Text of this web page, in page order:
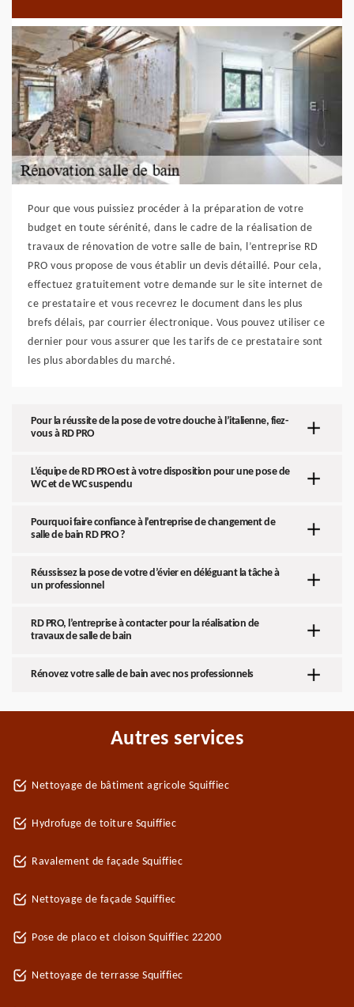
Pour que vous puissiez procéder à la préparation de votre
budget en toute sérénité, dans le cadre de la réalisation de
travaux de rénovation de votre salle de bain, l’entreprise RD
PRO vous propose de vous établir un devis détaillé. Pour cela,
effectuez gratuitement votre demande sur le site internet de
ce prestataire et vous recevrez le document dans les plus
brefs délais, par courrier électronique. Vous pouvez utiliser ce
dernier pour vous assurer que les tarifs de ce prestataire sont
les plus abordables du marché.
Pour la réussite de la pose de votre douche à l’italienne, fiez-
vous à RD PRO
L’équipe de RD PRO est à votre disposition pour une pose de
WC et de WC suspendu
Pourquoi faire confiance à l’entreprise de changement de
salle de bain RD PRO ?
Réussissez la pose de votre d’évier en déléguant la tâche à
un professionnel
RD PRO, l’entreprise à contacter pour la réalisation de
travaux de salle de bain
Rénovez votre salle de bain avec nos professionnels
Autres services
Nettoyage de bâtiment agricole Squiffiec
Hydrofuge de toiture Squiffiec
Ravalement de façade Squiffiec
Nettoyage de façade Squiffiec
Pose de placo et cloison Squiffiec 22200
Nettoyage de terrasse Squiffiec